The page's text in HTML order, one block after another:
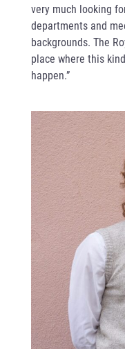
very much looking
departments and
backgrounds. The
place where this
happen.”